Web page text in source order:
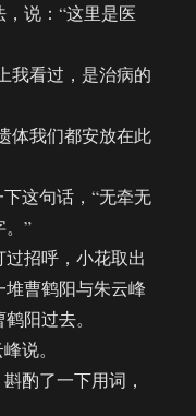
说：“这里是医
看过，是治病的
我们都安放在此
这句话，“无牵无
。”
招呼，小花取出
曹鹤阳与朱云峰
阳过去。
说。
了一下用词，